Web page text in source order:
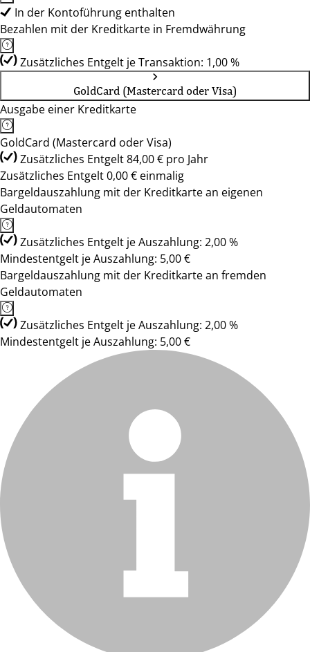
In der Kontoführung enthalten
Bezahlen mit der Kreditkarte in Fremdwährung
Zusätzliches Entgelt je Transaktion: 1,00 %
GoldCard (Mastercard oder Visa)
Ausgabe einer Kreditkarte
GoldCard (Mastercard oder Visa)
Zusätzliches Entgelt 84,00 € pro Jahr
Zusätzliches Entgelt 0,00 € einmalig
Bargeldauszahlung mit der Kreditkarte an eigenen
Geldautomaten
Zusätzliches Entgelt je Auszahlung: 2,00 %
Mindestentgelt je Auszahlung: 5,00 €
Bargeldauszahlung mit der Kreditkarte an fremden
Geldautomaten
Zusätzliches Entgelt je Auszahlung: 2,00 %
Mindestentgelt je Auszahlung: 5,00 €